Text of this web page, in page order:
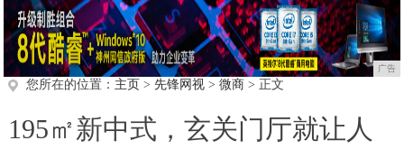
广告
您所在的位置： 主页 > 先锋网视> 微商> 正文
195㎡新中式，玄关门厅就让人